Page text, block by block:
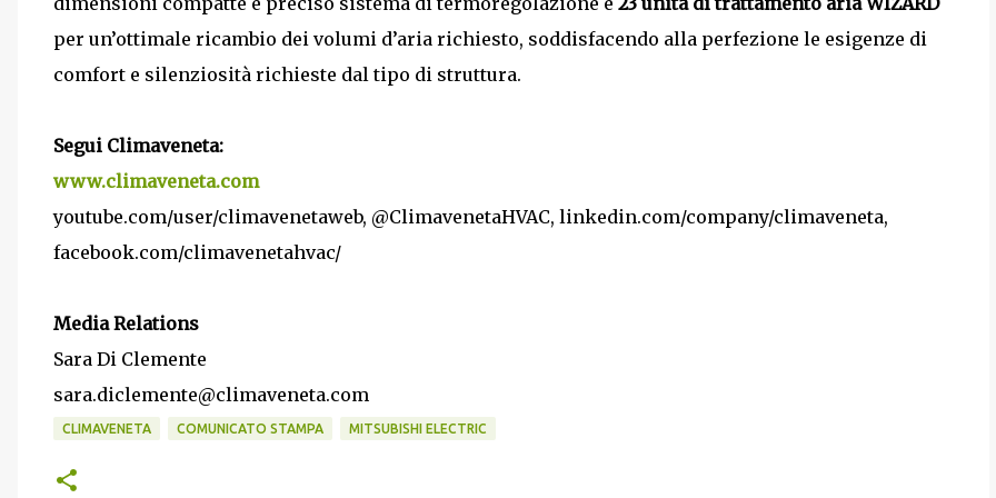
per un’ottimale ricambio dei volumi d’aria richiesto, soddisfacendo alla perfezione le esigenze di
comfort e silenziosità richieste dal tipo di struttura.
Segui Climaveneta:
www.climaveneta.com
youtube.com/user/climavenetaweb, @ClimavenetaHVAC, linkedin.com/company/climaveneta,
facebook.com/climavenetahvac/
Media Relations
Sara Di Clemente
sara.diclemente@climaveneta.com
CLIMAVENETA COMUNICATO STAMPA MITSUBISHI ELECTRIC